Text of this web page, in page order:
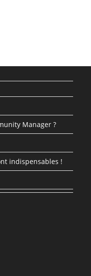
Manager ?
indispensables !